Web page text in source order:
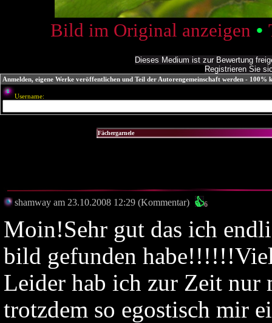
Bild im Original anzeigen •
Dieses Medium ist zur Bewertung
Registrieren Sie
Anmelden, eigene Werke veröffentlichen und Teil der Autorengemeinschaft werden - 100%
Username:
shamway am 23.10.2008 12:29 (Kommentar) 6
Moin!Sehr gut das ich
bild gefunden
Leider hab ich zur Zeit nur
trotzdem so egostisch mir